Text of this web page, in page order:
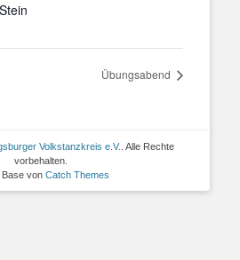
Übungsabend
Volkstanzkreis e.V. . Alle Rechte
vorbehalten.
von Catch Themes